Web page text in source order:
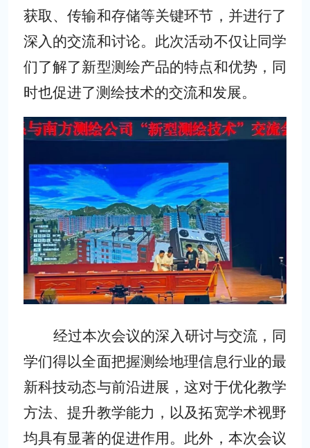
获取、传输和存储等关键环节，并进行了
深入的交流和讨论。此次活动不仅让同学
们了解了新型测绘产品的特点和优势，同
时也促进了测绘技术的交流和发展。
经过本次会议的深入研讨与交流，同
学们得以全面把握测绘地理信息行业的最
新科技动态与前沿进展，这对于优化教学
方法、提升教学能力，以及拓宽学术视野
均具有显著的促进作用。此外，本次会议